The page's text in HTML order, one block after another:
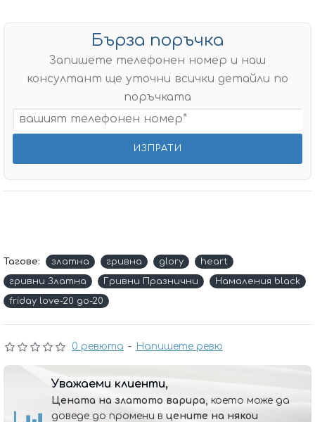
0 ревюта - Напишете ревю
Бърза поръчка
Запишете телефонен номер и наш
консултант ще уточни всички детайли по
поръчката
Тагове: златна гривна glory
heart
гривни Златна
Гривни Празнични
Намаления black
friday love-20 до-20
Уважаеми клиенти,
Цената на златото варира, което може да
доведе до промени в цените на някои